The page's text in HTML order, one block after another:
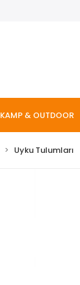
KAMP & OUTDOOR
Uyku Tulumları